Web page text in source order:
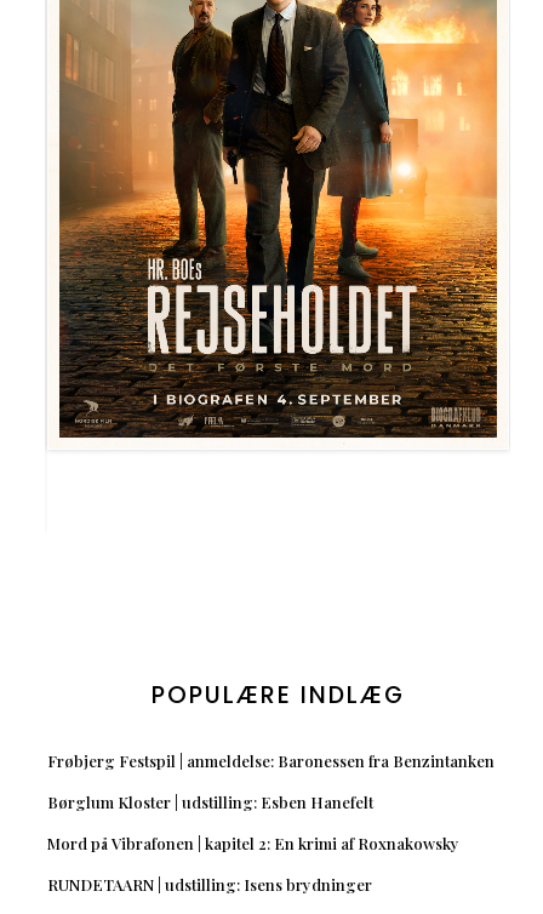
POPULÆRE INDLÆG
Frøbjerg Festspil | anmeldelse: Baronessen fra Benzintanken
Børglum Kloster | udstilling: Esben Hanefelt
Mord på Vibrafonen | kapitel 2: En krimi af Roxnakowsky
RUNDETAARN | udstilling: Isens brydninger